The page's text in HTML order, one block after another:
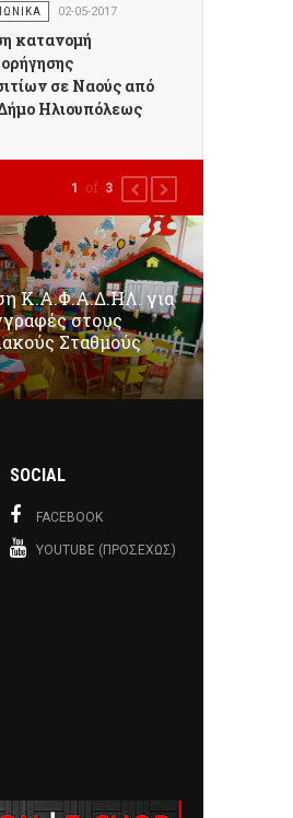
02-05-2017
κατανομή
σε Ναούς από
Ηλιουπόλεως
Κ.Α.Φ.Α.Δ.ΗΛ. για
στους
Σταθμούς
1 of 3 PREVIOUS
NEXT
SOCIAL
FACEBOOK
YOUTUBE (ΠΡΟΣΕΧΏΣ)